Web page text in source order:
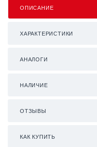
ОПИСАНИЕ
ХАРАКТЕРИСТИКИ
АНАЛОГИ
НАЛИЧИЕ
ОТЗЫВЫ
КАК КУПИТЬ